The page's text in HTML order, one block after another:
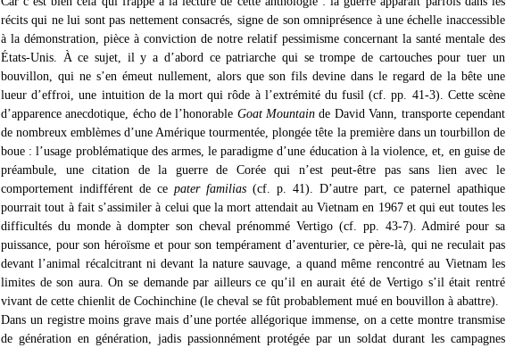
récits qui ne lui sont pas nettement consacrés, signe de son omniprésence à une échelle inaccessible
à la démonstration, pièce à conviction de notre relatif pessimisme concernant la santé mentale des
États-Unis. À ce sujet, il y a d’abord ce patriarche qui se trompe de cartouches pour tuer un
bouvillon, qui ne s’en émeut nullement, alors que son fils devine dans le regard de la bête une
lueur d’effroi, une intuition de la mort qui rôde à l’extrémité du fusil (cf. pp. 41-3). Cette scène
d’apparence anecdotique, écho de l’honorable Goat Mountain de David Vann, transporte cependant
de nombreux emblèmes d’une Amérique tourmentée, plongée tête la première dans un tourbillon de
boue : l’usage problématique des armes, le paradigme d’une éducation à la violence, et, en guise de
préambule, une citation de la guerre de Corée qui n’est peut-être pas sans lien avec le
comportement indifférent de ce pater familias(cf. p. 41). D’autre part, ce paternel apathique
pourrait tout à fait s’assimiler à celui que la mort attendait au Vietnam en 1967 et qui eut toutes les
difficultés du monde à dompter son cheval prénommé Vertigo (cf. pp. 43-7). Admiré pour sa
puissance, pour son héroïsme et pour son tempérament d’aventurier, ce père-là, qui ne reculait pas
devant l’animal récalcitrant ni devant la nature sauvage, a quand même rencontré au Vietnam les
limites de son aura. On se demande par ailleurs ce qu’il en aurait été de Vertigo s’il était rentré
vivant de cette chienlit de Cochinchine (le cheval se fût probablement mué en bouvillon à abattre).
Dans un registre moins grave mais d’une portée allégorique immense, on a cette montre transmise
de génération en génération, jadis passionnément protégée par un soldat durant les campagnes